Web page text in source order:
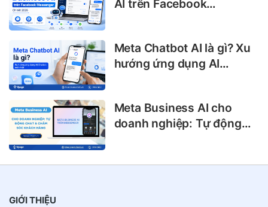
AI trên Facebook
Meta Chatbot AI là gì? Xu
hướng ứng dụng AI
Meta Business AI cho
doanh nghiệp: Tự động
GIỚI THIỆU